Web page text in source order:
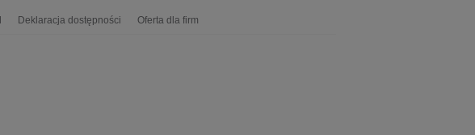
Deklaracja dostępności Oferta dla firm